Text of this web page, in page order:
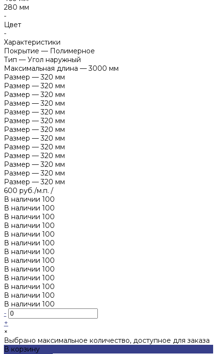
280 мм
-
Цвет
-
Характеристики
Покрытие — Полимерное
Тип — Угол наружный
Максимальная длина — 3000 мм
Размер — 320 мм
Размер — 320 мм
Размер — 320 мм
Размер — 320 мм
Размер — 320 мм
Размер — 320 мм
Размер — 320 мм
Размер — 320 мм
Размер — 320 мм
Размер — 320 мм
Размер — 320 мм
Размер — 320 мм
Размер — 320 мм
600 руб./м.п. /
В наличии 100
В наличии 100
В наличии 100
В наличии 100
В наличии 100
В наличии 100
В наличии 100
В наличии 100
В наличии 100
В наличии 100
В наличии 100
В наличии 100
В наличии 100
-
+
×
Выбрано максимальное количество, доступное для заказа
В корзину